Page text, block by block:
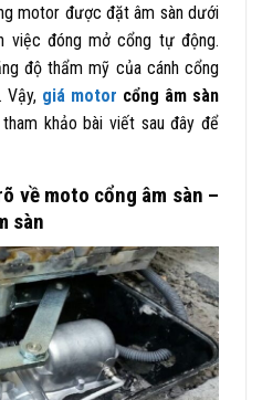
motor được đặt âm sàn dưới
việc đóng mở cổng tự động.
độ thẩm mỹ của cánh cổng
Vậy, giá motor cổng âm sàn
khảo bài viết sau đây để
về moto cổng âm sàn –
sàn